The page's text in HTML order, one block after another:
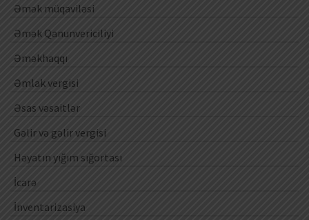
Əmək müqaviləsi
Əmək Qanunvericiliyi
Əməkhaqqı
Əmlak vergisi
Əsas vəsaitlər
Gəlir və gəlir vergisi
Həyatın yığım sığortası
İcarə
İnventarizasiya